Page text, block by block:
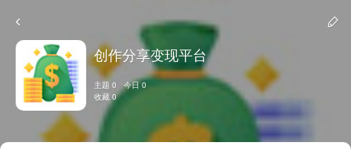
创作分享变现平台
主题 0 今日 0
收藏 0